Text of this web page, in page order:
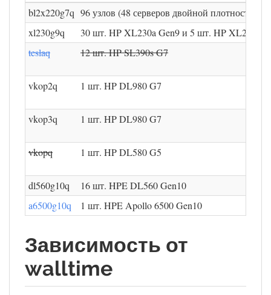
bl2x220g7q 96 узлов (48 серверов двойной плотности)
xl230g9q
30 шт. HP XL230a Gen9 и 5 шт. HP XL250a
teslaq
12 шт. HP SL390s G7
vkop2q 1 шт. HP DL980 G7
vkop3q 1 шт. HP DL980 G7
vkopq 1 шт. HP DL580 G5
dl560g10q
16 шт. HPE DL560 Gen10
a6500g10q
1 шт. HPE Apollo 6500 Gen10
Зависимость от
walltime